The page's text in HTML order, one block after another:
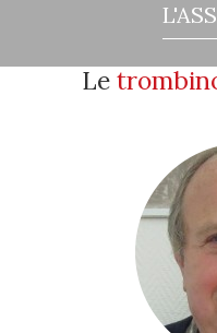
Le